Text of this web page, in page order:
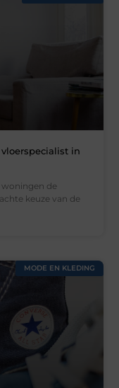
in
de
keuze van de
MODE EN KLEDING